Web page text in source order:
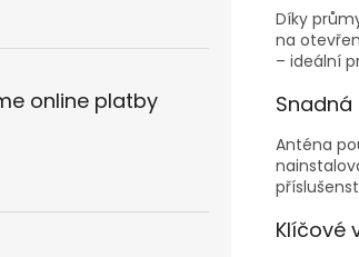
online platby
Díky
na
– ideální
Anténa
Klíčové